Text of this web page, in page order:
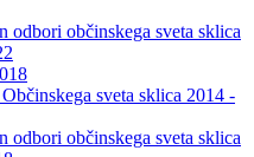
odbori občinskega sveta sklica
Občinskega sveta sklica 2014 -
odbori občinskega sveta sklica